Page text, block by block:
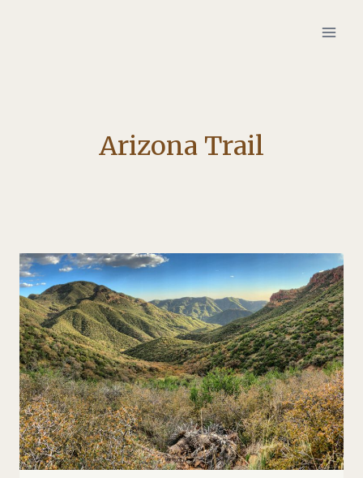
Arizona Trail